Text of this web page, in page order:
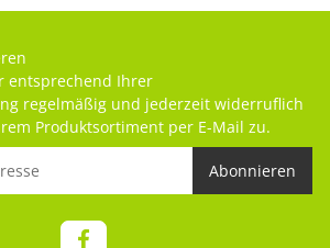
entsprechend Ihrer
regelmäßig und jederzeit widerruflich
Produktsortiment per E-Mail zu.
Abonnieren